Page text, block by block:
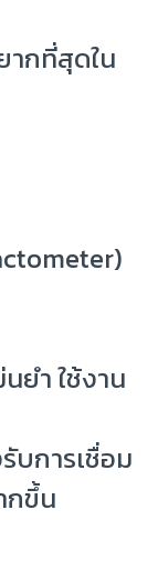
ากที่สุดใน
ยำ ใช้งาน
บการเชื่อม
กขึ้น